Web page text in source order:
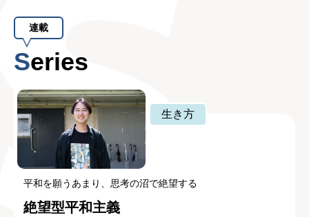
連載
Series
生き方
平和を願うあまり、思考の沼で絶望する
絶望型平和主義